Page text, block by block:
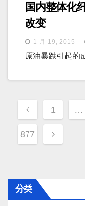
国内整体化
改变
1 月 19, 2015
原油暴跌引起的
文
章
分
1 …
877
分类